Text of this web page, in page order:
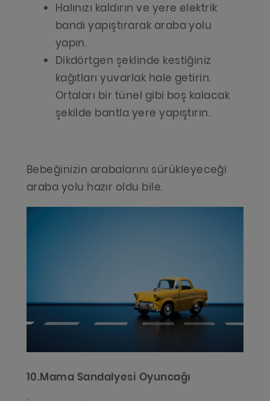
Halınızı kaldırın ve yere elektrik
bandı yapıştırarak araba yolu
yapın.
Dikdörtgen şeklinde kestiğiniz
kağıtları yuvarlak hale getirin.
Ortaları bir tünel gibi boş kalacak
şekilde bantla yere yapıştırın.
Bebeğinizin arabalarını sürükleyeceği
araba yolu hazır oldu bile.
10.Mama Sandalyesi Oyuncağı